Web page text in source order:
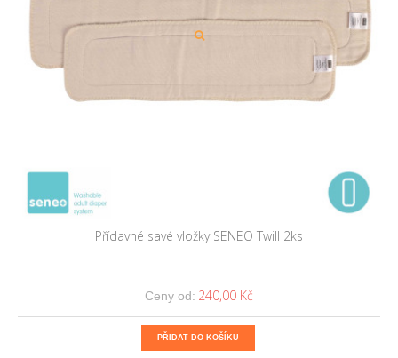
Přídavné savé vložky SENEO Twill 2ks
Ceny od: 240,00 Kč
PŘIDAT DO KOŠÍKU